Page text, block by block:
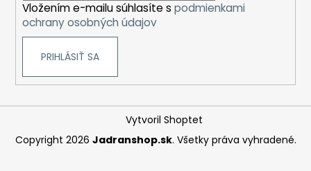
Vložením e-mailu súhlasíte s podmienkami
ochrany osobných údajov
PRIHLÁSIŤ SA
Vytvoril Shoptet
Copyright 2026 Jadranshop.sk. Všetky práva vyhradené.